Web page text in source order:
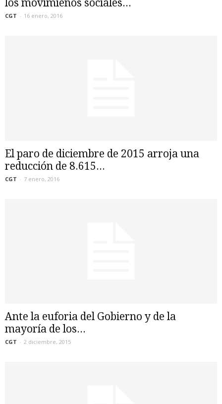
los movimienos sociales...
CGT - 16 enero, 2016
El paro de diciembre de 2015 arroja una
reducción de 8.615...
CGT - 7 enero, 2016
Ante la euforia del Gobierno y de la
mayoría de los...
CGT - 2 diciembre, 2015